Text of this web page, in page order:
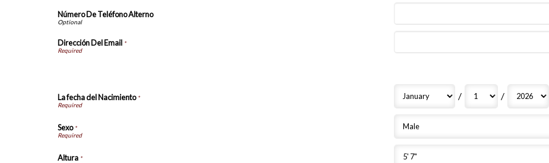
Número De Teléfono Alterno
Dirección Del Email *
La fecha del Nacimiento* / /
Sexo*
Altura *